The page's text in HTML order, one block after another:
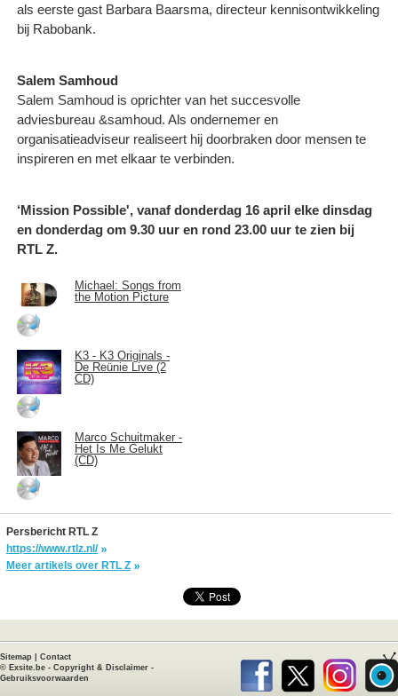
als eerste gast Barbara Baarsma, directeur kennisontwikkeling
bij Rabobank.
Salem Samhoud
Salem Samhoud is oprichter van het succesvolle
adviesbureau &samhoud. Als ondernemer en
organisatieadviseur realiseert hij doorbraken door mensen te
inspireren en met elkaar te verbinden.
‘Mission Possible', vanaf donderdag 16 april elke dinsdag
en donderdag om 9.30 uur en rond 23.00 uur te zien bij
RTL Z.
Michael: Songs from
the Motion Picture
K3 - K3 Originals -
De Reünie Live (2
CD)
Marco Schuitmaker -
Het Is Me Gelukt
(CD)
Persbericht RTL Z
https://www.rtlz.nl/
Meer artikels over RTL Z
Sitemap
Contact
© Exsite.be - Copyright & Disclaimer -
Gebruiksvoorwaarden